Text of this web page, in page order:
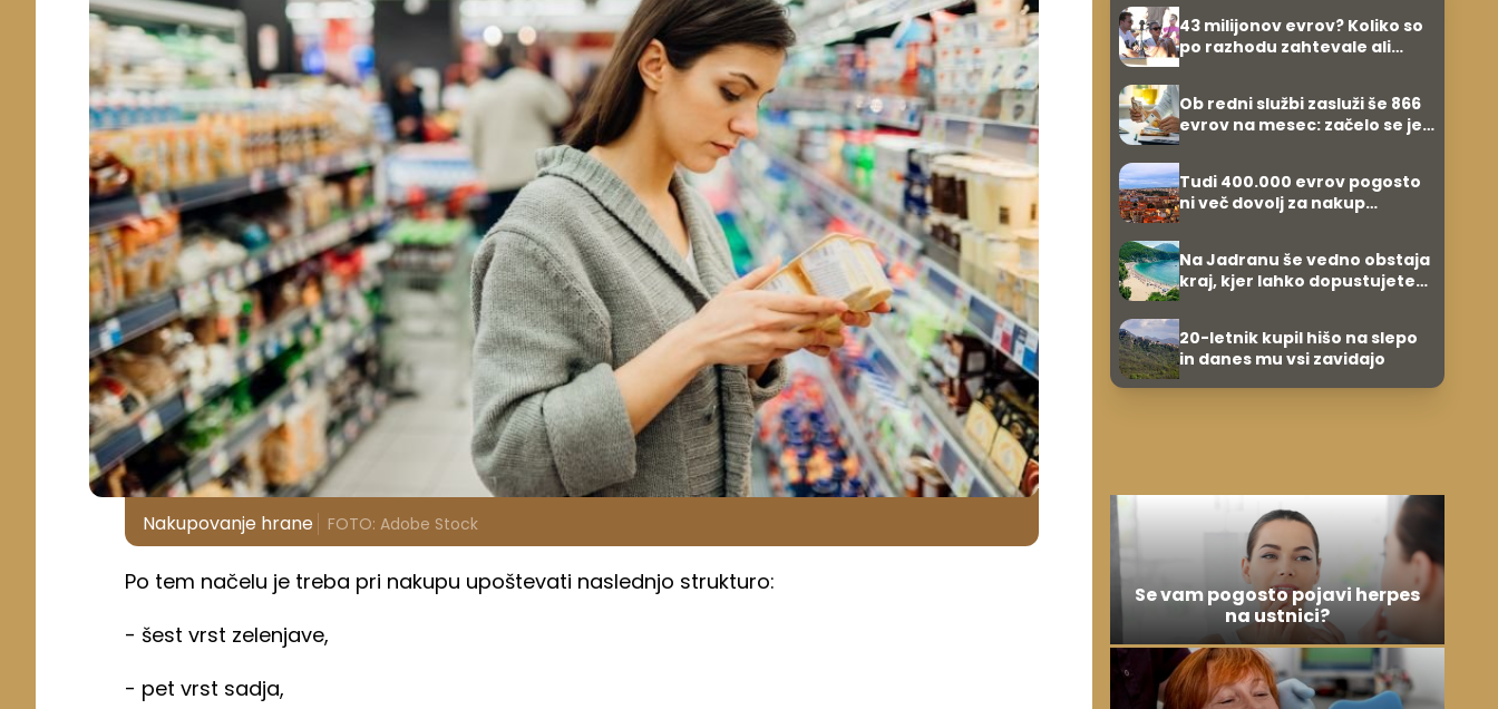
Nakupovanje hrane FOTO: Adobe Stock
Po tem načelu je treba pri nakupu upoštevati naslednjo strukturo:
- šest vrst zelenjave,
- pet vrst sadja,
43 milijonov evrov? Koliko so
po razhodu zahtevale ali
Ob redni službi zasluži še 866
evrov na mesec: začelo se je
Tudi 400.000 evrov pogosto
ni več dovolj za nakup
Na Jadranu še vedno obstaja
kraj, kjer lahko dopustujete
20-letnik kupil hišo na slepo
in danes mu vsi zavidajo
Se vam pogosto pojavi herpes
na ustnici?